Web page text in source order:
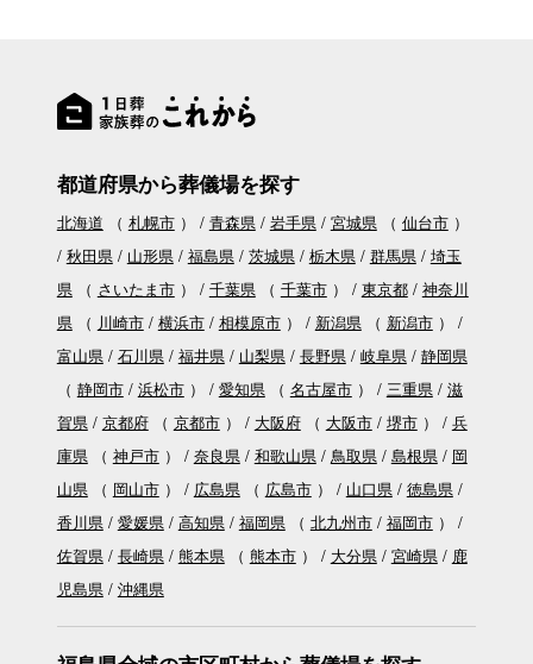
都道府県から葬儀場を探す
北海道 （ 札幌市） 青森県 岩手県 宮城県（ 仙台市）
秋田県
山形県 福島県 茨城県 栃木県 群馬県
埼玉
県（ さいたま市） 千葉県（ 千葉市） 東京都
神奈川
県（ 川崎市 横浜市 相模原市） 新潟県（ 新潟市）
富山県
石川県 福井県 山梨県 長野県 岐阜県
静岡県
（ 静岡市 浜松市） 愛知県（ 名古屋市） 三重県
滋
賀県
京都府（ 京都市） 大阪府（ 大阪市 堺市）
兵
庫県（ 神戸市） 奈良県 和歌山県 鳥取県 島根県
岡
山県（ 岡山市） 広島県（ 広島市） 山口県
徳島県
香川県
愛媛県 高知県 福岡県（ 北九州市 福岡市）
佐賀県
長崎県 熊本県（ 熊本市） 大分県 宮崎県
鹿
児島県
沖縄県